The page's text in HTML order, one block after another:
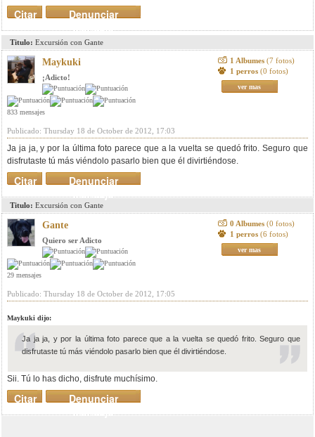
Denunciar
mensaje
Citar
Titulo: Excursión con Gante
Maykuki
¡Adicto!
833 mensajes
1 Albumes (7 fotos)
1 perros (0 fotos)
ver mas
Publicado: Thursday 18 de October de 2012, 17:03
Ja ja ja, y por la última foto parece que a la vuelta se quedó frito. Seguro que
disfrutaste tú más viéndolo pasarlo bien que él divirtiéndose.
Denunciar
mensaje
Citar
Titulo: Excursión con Gante
Gante
Quiero ser Adicto
29 mensajes
0 Albumes (0 fotos)
1 perros (6 fotos)
ver mas
Publicado: Thursday 18 de October de 2012, 17:05
Maykuki dijo:
Ja ja ja, y por la última foto parece que a la vuelta se quedó frito. Seguro que
disfrutaste tú más viéndolo pasarlo bien que él divirtiéndose.
Sii. Tú lo has dicho, disfrute muchísimo.
Denunciar
mensaje
Citar